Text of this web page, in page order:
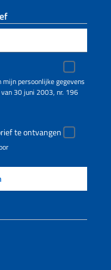
persoonlijke gegevens
van 30 juni 2003, nr. 196
te ontvangen